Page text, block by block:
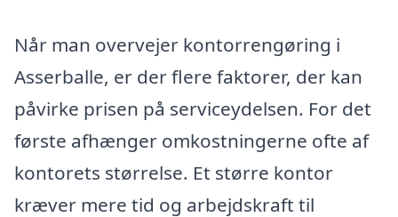
Når man overvejer kontorrengøring i
Asserballe, er der flere faktorer, der kan
påvirke prisen på serviceydelsen. For det
første afhænger omkostningerne ofte af
kontorets størrelse. Et større kontor
kræver mere tid og arbejdskraft til